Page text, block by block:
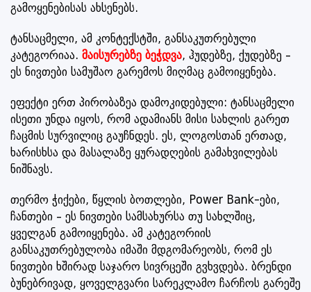
გამოყენებისას ახსენებს.
ტანსაცმელი, ამ კონტექსტში, განსაკუთრებული
კატეგორიაა. მაისურებზე ბეჭდვა, ჰუდებზე, ქუდებზე –
ეს ნივთები სამუშაო გარემოს მიღმაც გამოიყენება.
ეფექტი ერთ პირობაზეა დამოკიდებული: ტანსაცმელი
ისეთი უნდა იყოს, რომ ადამიანს მისი სახლის გარეთ
ჩაცმის სურვილიც გაუჩნდეს. ეს, ლოგოსთან ერთად,
ხარისხსა და მასალაზე ყურადღების გამახვილებას
ნიშნავს.
თერმო ჭიქები, წყლის ბოთლები, Power Bank-ები,
ჩანთები – ეს ნივთები სამსახურსა თუ სახლშიც,
ყველგან გამოიყენება. ამ კატეგორიის
განსაკუთრებულობა იმაში მდგომარეობს, რომ ეს
ნივთები ხშირად საჯარო სივრცეში გვხვდება. ბრენდი
ბუნებრივად, ყოველგვარი სარეკლამო ჩარჩოს გარეშე